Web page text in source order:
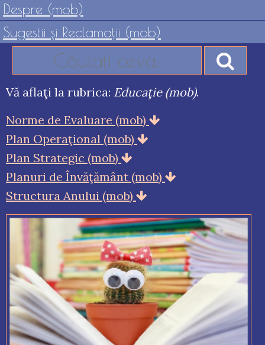
Despre (mob)
Sugestii şi Reclamaţii (mob)
Vă aflaţi la rubrica: Educaţie (mob).
Norme de Evaluare (mob)
Plan Operaţional (mob)
Plan Strategic (mob)
Planuri de Învăţământ (mob)
Structura Anului (mob)